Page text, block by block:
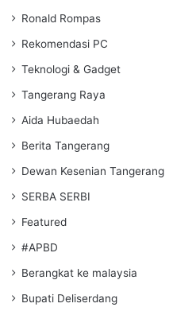
Ronald Rompas
Rekomendasi PC
Teknologi & Gadget
Tangerang Raya
Aida Hubaedah
Berita Tangerang
Dewan Kesenian Tangerang
SERBA SERBI
Featured
#APBD
Berangkat ke malaysia
Bupati Deliserdang